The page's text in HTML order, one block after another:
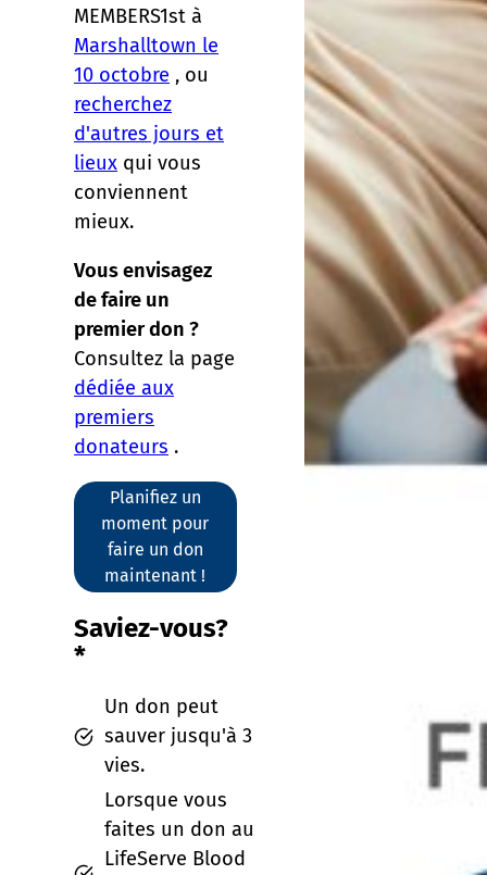
MEMBERS1st à
Marshalltown le
10 octobre , ou
recherchez
d'autres jours et
lieux qui vous
conviennent
mieux.
Vous envisagez
de faire un
premier don ?
Consultez la page
dédiée aux
premiers
donateurs .
Planifiez un
moment pour
faire un don
maintenant !
Saviez-vous?
*
Un don peut
sauver jusqu'à 3
vies.
Lorsque vous
faites un don au
LifeServe Blood